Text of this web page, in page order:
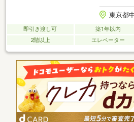
東京都
即引き渡し可 築1年以内
2階以上
エレベーター